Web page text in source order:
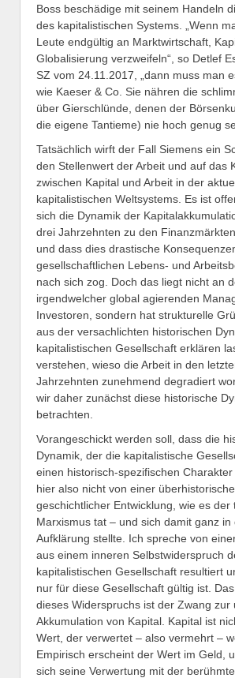
Boss beschädige mit seinem Handeln
des kapitalistischen Systems. „Wenn
Leute endgültig an Marktwirtschaft,
Globalisierung verzweifeln“, so Detlef
SZ vom 24.11.2017, „dann muss man
wie Kaeser & Co. Sie nähren die
über Gierschlünde, denen der
die eigene Tantieme) nie hoch genug
Tatsächlich wirft der Fall Siemens ein
den Stellenwert der Arbeit und auf das
zwischen Kapital und Arbeit in der
kapitalistischen Weltsystems. Es ist
sich die Dynamik der
drei Jahrzehnten zu den
und dass dies drastische
gesellschaftlichen Lebens- und
nach sich zog. Doch das liegt nicht an
irgendwelcher global agierenden
Investoren, sondern hat strukturelle
aus der versachlichten historischen
kapitalistischen Gesellschaft erklären
verstehen, wieso die Arbeit in den
Jahrzehnten zunehmend degradiert
wir daher zunächst diese historische
betrachten.
Vorangeschickt werden soll, dass die
Dynamik, der die kapitalistische
einen historisch-spezifischen
hier also nicht von einer
geschichtlicher Entwicklung, wie es der
Marxismus tat – und sich damit ganz
Aufklärung stellte. Ich spreche von
aus einem inneren Selbstwiderspruch
kapitalistischen Gesellschaft resultiert
nur für diese Gesellschaft gültig ist.
dieses Widerspruchs ist der Zwang zur
Akkumulation von Kapital. Kapital ist
Wert, der verwertet – also vermehrt –
Empirisch erscheint der Wert im Geld,
sich seine Verwertung mit der